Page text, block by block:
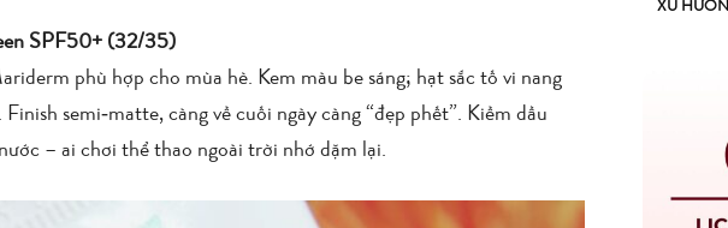
SPF50+ (32/35)
phù hợp cho mùa hè. Kem màu be sáng; hạt sắc tố vi nang
semi‑matte, càng về cuối ngày càng “đẹp phết”. Kiềm dầu
– ai chơi thể thao ngoài trời nhớ dặm lại.
XU